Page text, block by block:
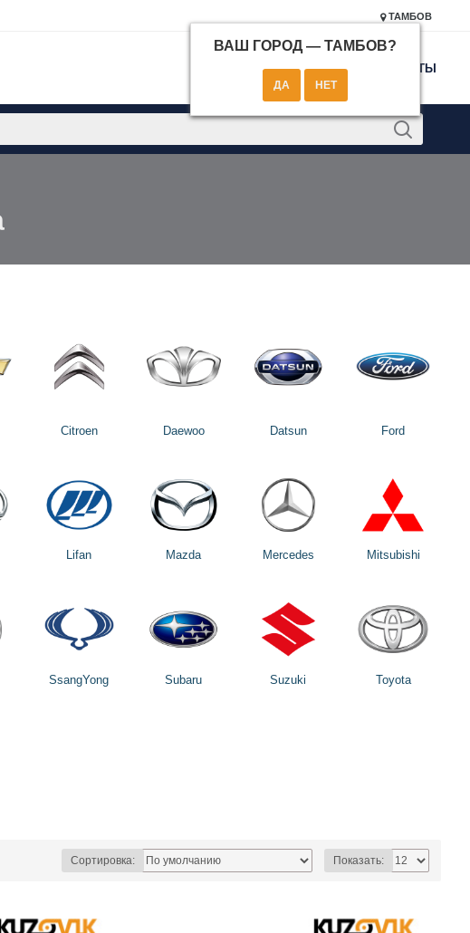
ТАМБОВ
ВАШ ГОРОД — ТАМБОВ?
КОНТАКТЫ
Citroen Daewoo Datsun Ford
Lifan Mazda Mercedes Mitsubishi
SsangYong Subaru Suzuki Toyota
Сортировка: Показать: